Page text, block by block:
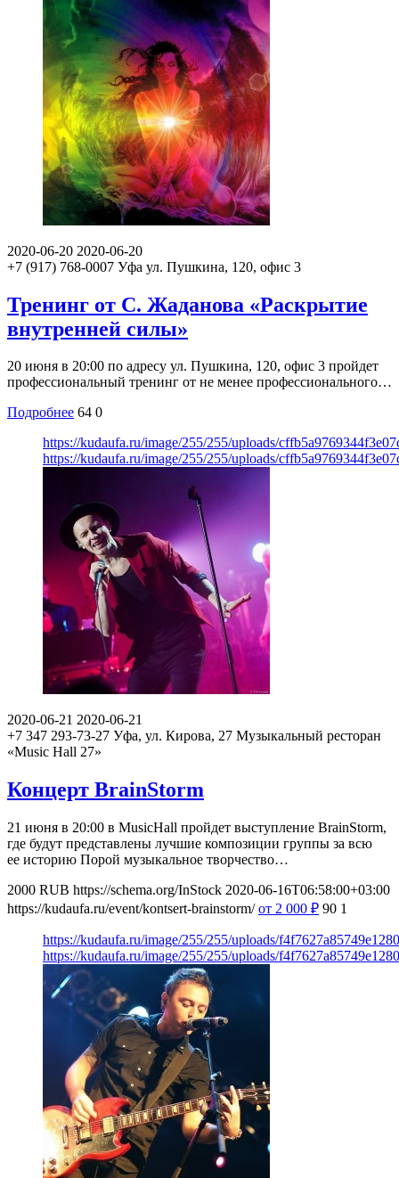
2020-06-20 2020-06-20
+7 (917) 768-0007 Уфа ул. Пушкина, 120, офис 3
Тренинг от С. Жаданова «Раскрытие
внутренней силы»
20 июня в 20:00 по адресу ул. Пушкина, 120, офис 3 пройдет
профессиональный тренинг от не менее профессионального…
Подробнее 64 0
https://kudaufa.ru/image/255/255/uploads/
https://kudaufa.ru/image/255/255/uploads/
2020-06-21 2020-06-21
+7 347 293-73-27 Уфа, ул. Кирова, 27 Музыкальный ресторан
«Music Hall 27»
Концерт BrainStorm
21 июня в 20:00 в MusicHall пройдет выступление BrainStorm,
где будут представлены лучшие композиции группы за всю
ее историю Порой музыкальное творчество…
2000 RUB https://schema.org/InStock 2020-06-16T06:58:00+03:00
https://kudaufa.ru/event/kontsert-brainstorm/ от 2 000 ₽ 90 1
https://kudaufa.ru/image/255/255/uploads/
https://kudaufa.ru/image/255/255/uploads/